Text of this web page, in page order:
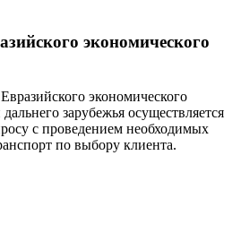
экономического
экономического
зарубежья осуществляется
с проведением необходимых
по выбору клиента.